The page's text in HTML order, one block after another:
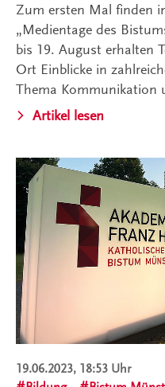
Zum ersten Mal finden
„Medientage des
bis 19. August erhalten
Ort Einblicke in
Thema Kommunikation
Artikel lesen
19.06.2023, 18:53 Uhr